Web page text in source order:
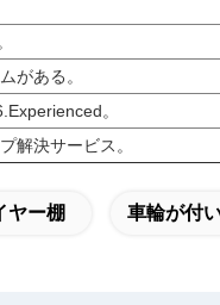
がある。
。
解決サービス。
ヤー棚 車輪が付